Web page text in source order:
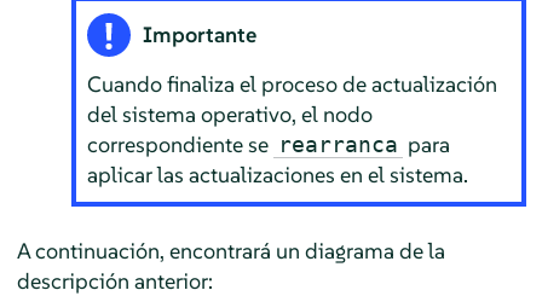
Importante
Cuando finaliza el proceso de actualización
del sistema operativo, el nodo
correspondiente se rearranca para
aplicar las actualizaciones en el sistema.
A continuación, encontrará un diagrama de la
descripción anterior: